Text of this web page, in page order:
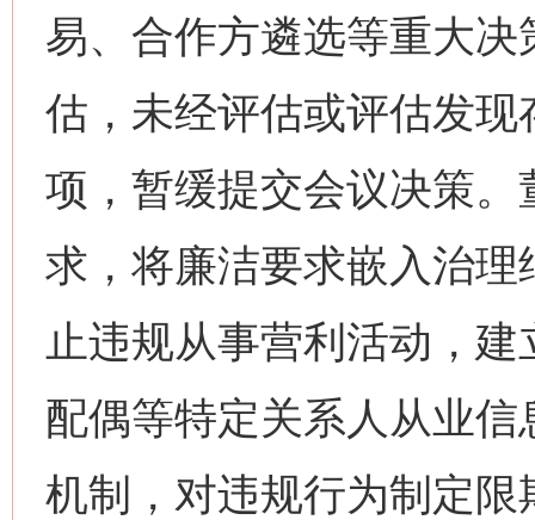
易、合作方遴选等重大
估，未经评估或评估发
项，暂缓提交会议决策
求，将廉洁要求嵌入治
止违规从事营利活动，
配偶等特定关系人从业
机制，对违规行为制定